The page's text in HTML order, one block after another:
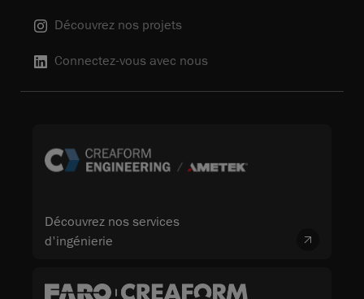
Découvrez nos projets
Connectez-vous avec nous
Découvrez nos services
d'ingénierie